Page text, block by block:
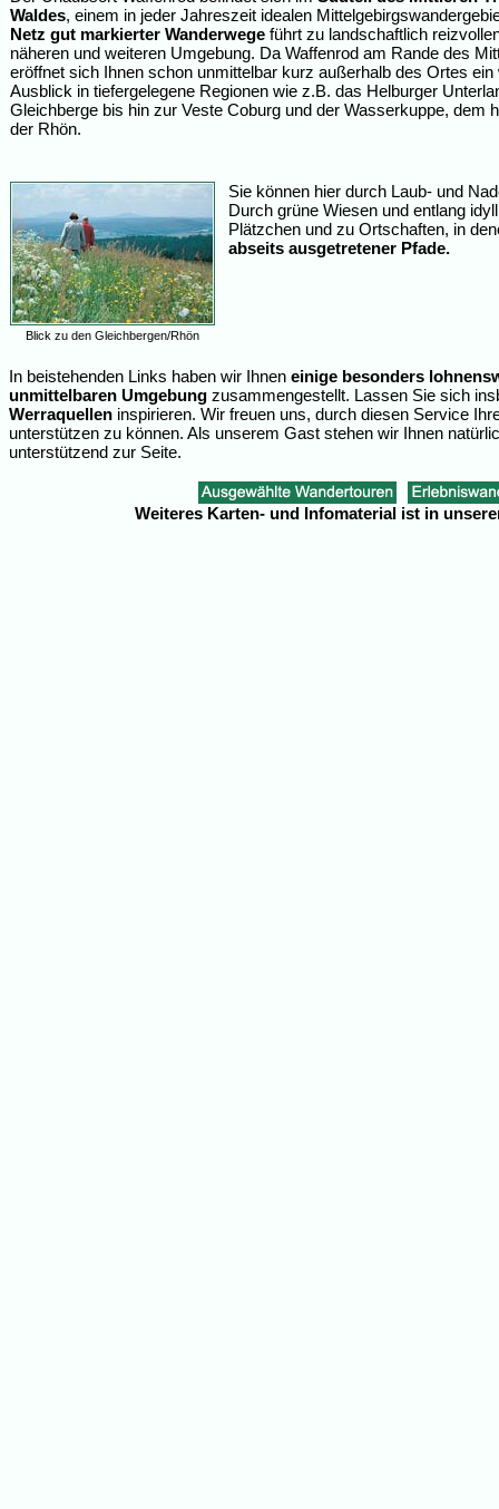
Waldes, einem in jeder Jahreszeit idealen
Netz gut markierter Wanderwege führt zu landschaftlich
näheren und weiteren Umgebung. Da Waffenrod am Rande des
eröffnet sich Ihnen schon unmittelbar kurz außerhalb des Ortes ein
Ausblick in tiefergelegene Regionen wie z.B. das Helburger
Gleichberge bis hin zur Veste Coburg und der Wasserkuppe, dem
der Rhön.
Sie können hier durch Laub- und
Durch grüne Wiesen und entlang
Plätzchen und zu Ortschaften, in
abseits ausgetretener Pfade.
Blick zu den Gleichbergen/Rhön
In beistehenden Links haben wir Ihnen einige besonders
unmittelbaren Umgebung zusammengestellt. Lassen Sie sich
Werraquellen inspirieren. Wir freuen uns, durch diesen Service
unterstützen zu können. Als unserem Gast stehen wir Ihnen
unterstützend zur Seite.
Weiteres Karten- und Infomaterial ist in